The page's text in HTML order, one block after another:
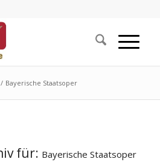
/ Bayerische Staatsoper
für: Bayerische Staatsoper